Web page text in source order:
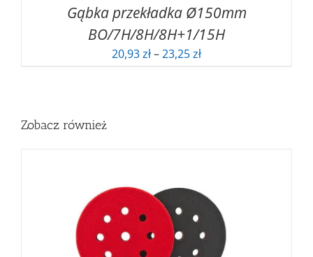
Gąbka przekładka Ø150mm
BO/7H/8H/8H+1/15H
20,93zł–23,25złZakres
Zobacz również